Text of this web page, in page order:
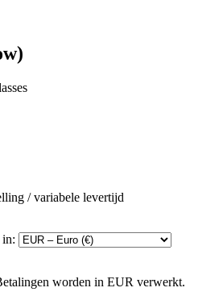
/ variabele levertijd
in:
worden in EUR verwerkt.